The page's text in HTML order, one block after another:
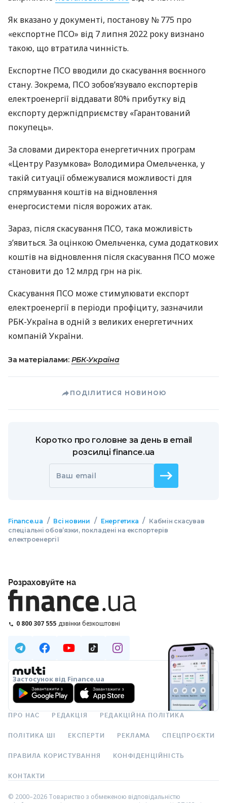
Як вказано у документі, постанову № 775 про
«експортне ПСО» від 7 липня 2022 року визнано
такою, що втратила чинність.
Експортне ПСО вводили до скасування воєнного
стану. Зокрема, ПСО зобов’язувало експортерів
електроенергії віддавати 80% прибутку від
експорту держпідприємству «Гарантований
покупець».
За словами директора енергетичних програм
«Центру Разумкова» Володимира Омельченка, у
такій ситуації обмежувалися можливості для
спрямування коштів на відновлення
енергосистеми після ворожих атак.
Зараз, після скасування ПСО, така можливість
з’явиться. За оцінкою Омельченка, сума додаткових
коштів на відновлення після скасування ПСО може
становити до 12 млрд грн на рік.
Скасування ПСО може стимулювати експорт
електроенергії в періоди профіциту, зазначили
РБК-Україна в одній з великих енергетичних
компаній України.
За матеріалами: РБК-Україна
ПОДІЛИТИСЯ НОВИНОЮ
Коротко про головне за день в email
розсилці finance.ua
Ваш email
Finance.ua / Всі новини / Енергетика / Кабмін скасував
спеціальні обов’язки, покладені на експортерів
електроенергії
Розраховуйте на
0 800 307 555 дзвінки безкоштовні
Застосунок від Finance.ua
ПРО НАС РЕДАКЦІЯ РЕДАКЦІЙНА ПОЛІТИКА
ПОЛІТИКА ШІ ЕКСПЕРТИ РЕКЛАМА СПЕЦПРОЄКТИ
ПРАВИЛА КОРИСТУВАННЯ КОНФІДЕНЦІЙНІСТЬ
КОНТАКТИ
© 2000–2026 Товариство з обмеженою відповідальністю